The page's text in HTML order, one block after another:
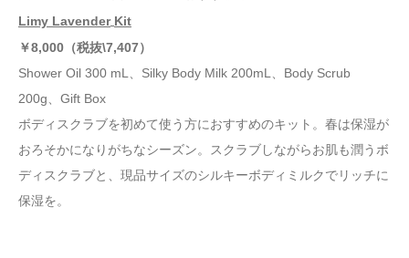
Limy Lavender Kit
￥8,000 （税抜\7,407）
Shower Oil 300 mL、Silky Body Milk 200mL、Body Scrub
200g、Gift Box
ボディスクラブを初めて使う方におすすめのキット。春は保湿が
おろそかになりがちなシーズン。スクラブしながらお肌も潤うボ
ディスクラブと、現品サイズのシルキーボディミルクでリッチに
保湿を。